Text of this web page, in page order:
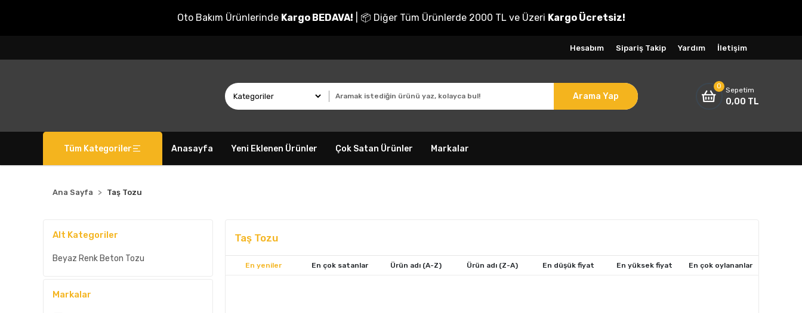
Oto Bakım Ürünlerinde Kargo BEDAVA! | 📦 Diğer Tüm Ürünlerde 2000 TL ve Üzeri Kargo Ücretsiz!
Hesabım Sipariş Takip Yardım İletişim
Arama Yap
0 Sepetim
0,00 TL
Tüm Kategoriler Anasayfa Yeni Eklenen Ürünler Çok Satan Ürünler Markalar
Ana Sayfa Taş Tozu
Alt Kategoriler
Beyaz Renk Beton Tozu
Markalar
Taş Tozu
En yeniler En çok satanlar Ürün adı (A-Z) Ürün adı (Z-A) En düşük fiyat En yüksek fiyat En çok oylananlar